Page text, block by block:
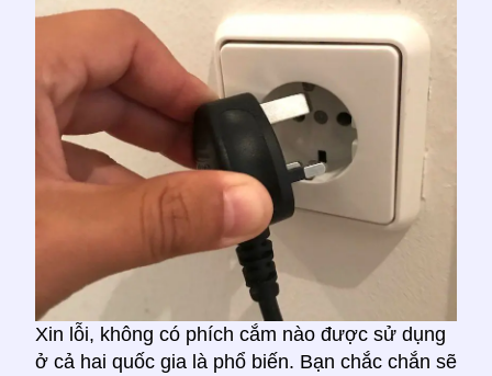
Xin lỗi, không có phích cắm nào được sử dụng
ở cả hai quốc gia là phổ biến. Bạn chắc chắn sẽ